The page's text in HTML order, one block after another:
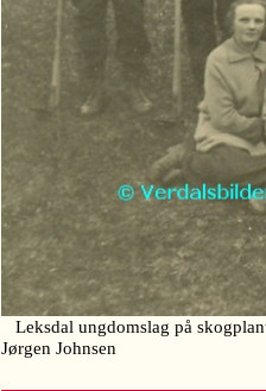
Leksdal ungdomslag på
Jørgen Johnsen